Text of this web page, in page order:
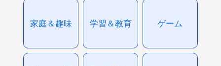
家庭＆趣味 学習＆教育 ゲーム